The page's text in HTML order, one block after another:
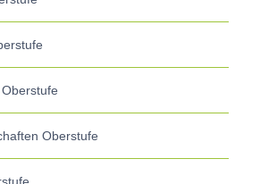
Oberstufe